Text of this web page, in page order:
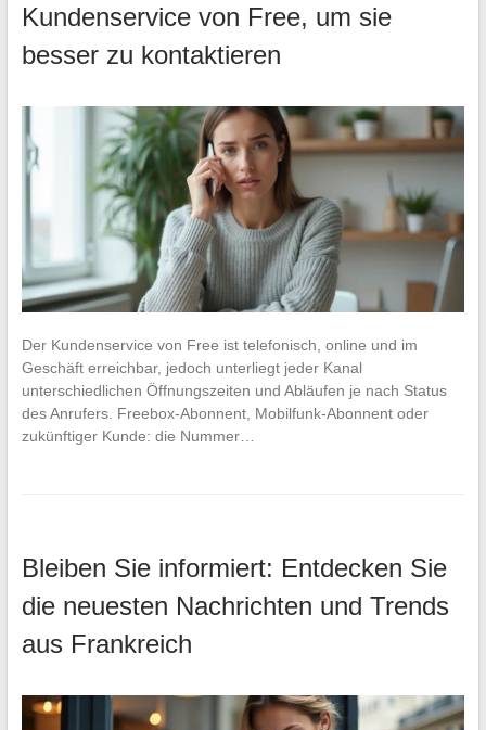
Kundenservice von Free, um sie
besser zu kontaktieren
Der Kundenservice von Free ist telefonisch, online und im
Geschäft erreichbar, jedoch unterliegt jeder Kanal
unterschiedlichen Öffnungszeiten und Abläufen je nach Status
des Anrufers. Freebox-Abonnent, Mobilfunk-Abonnent oder
zukünftiger Kunde: die Nummer…
Bleiben Sie informiert: Entdecken Sie
die neuesten Nachrichten und Trends
aus Frankreich